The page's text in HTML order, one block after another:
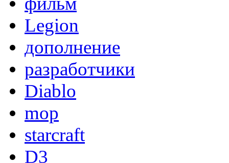
Legion
дополнение
разработчики
Diablo
mop
starcraft
D3